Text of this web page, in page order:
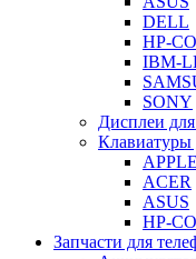
DELL
HP-
IBM-
SONY
Дисплеи
Клавиатуры
APPLE
ACER
ASUS
HP-
Запчасти для